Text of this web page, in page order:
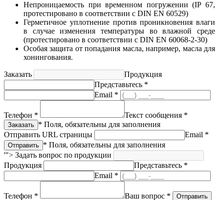
Непроницаемость при временном погружении (IP 67,
протестировано в соответствии с DIN EN 60529)
Герметичное уплотнение против проникновения влаги
в случае изменения температуры во влажной среде
(протестировано в соответствии с DIN EN 60068-2-30)
Особая защита от попадания масла, например, масла для
хонингования.
Заказать
Продукция
Представьтесь *
Email *
Телефон *
Текст сообщения *
* Поля, обязательны для заполнения
Отправить URL страницы
Email *
* Поля, обязательны для заполнения
'"> Задать вопрос по продукции
Продукция
Представьтесь *
Email *
Телефон * Ваш вопрос *